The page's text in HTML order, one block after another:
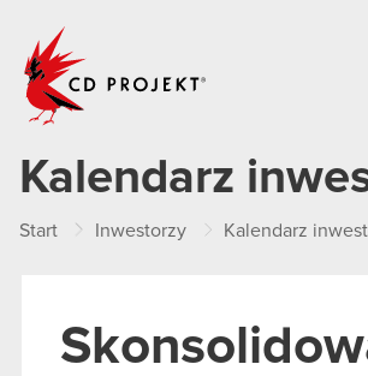
Kalendarz
Start Inwestorzy Kalendarz